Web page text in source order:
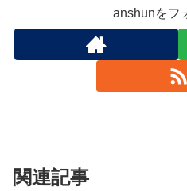
anshunをフ
関連記事